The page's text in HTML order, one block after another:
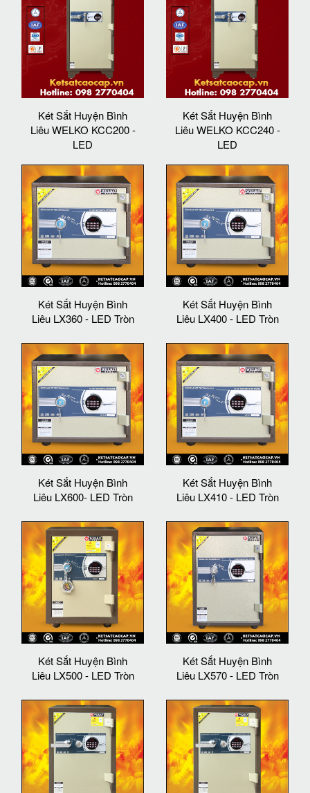
Két Sắt Huyện Bình
Liêu WELKO KCC200 -
LED
Két Sắt Huyện Bình
Liêu WELKO KCC240 -
LED
Két Sắt Huyện Bình
Liêu LX360 - LED Tròn
Két Sắt Huyện Bình
Liêu LX400 - LED Tròn
Két Sắt Huyện Bình
Liêu LX600- LED Tròn
Két Sắt Huyện Bình
Liêu LX410 - LED Tròn
Két Sắt Huyện Bình
Liêu LX500 - LED Tròn
Két Sắt Huyện Bình
Liêu LX570 - LED Tròn